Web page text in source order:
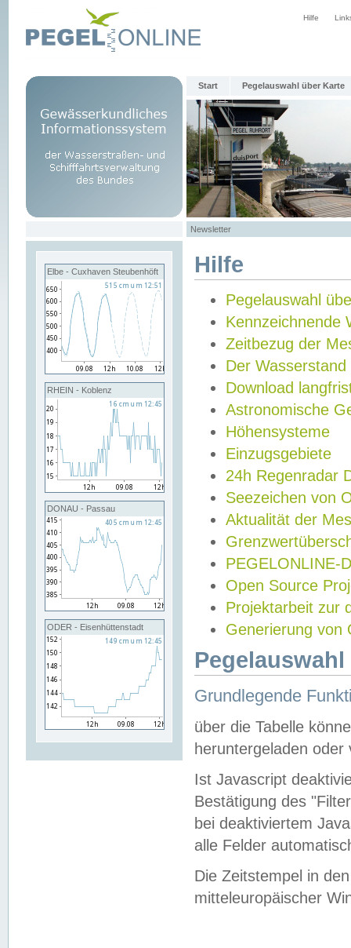
Hilfe
Start Pegelauswahl über Karte
Newsletter
Elbe - Cuxhaven Steubenhöft
RHEIN - Koblenz
DONAU - Passau
ODER - Eisenhüttenstadt
Hilfe
Pegelauswahl
Kennzeichnende
Zeitbezug der
Der Wasserstand
Download
Astronomische
Höhensysteme
Einzugsgebiete
24h Regenradar
Seezeichen von
Aktualität der
PEGELONLINE-
Open Source
Projektarbeit zur
Generierung von
Grundlegende
über die Tabelle
heruntergeladen oder
Ist Javascript
Bestätigung des
bei deaktiviertem
alle Felder
Die Zeitstempel in
mitteleuropäischer